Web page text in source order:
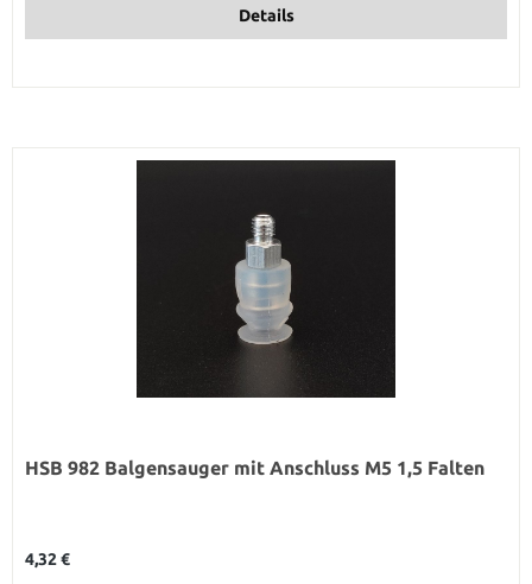
Details
HSB 982 Balgensauger mit Anschluss M5 1,5 Falten
4,32 €